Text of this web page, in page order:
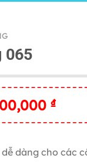
065
₫.
₫Giá
hiện
là:
dễ dàng cho các